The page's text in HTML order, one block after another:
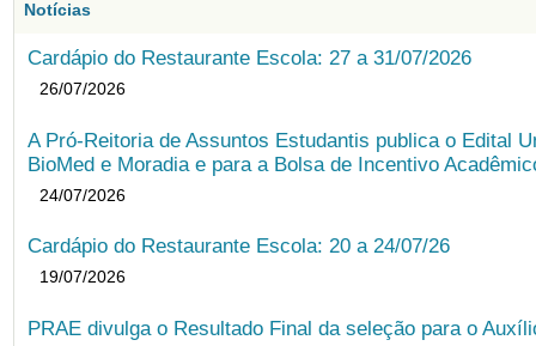
Notícias
Cardápio do Restaurante Escola: 27 a 31/07/2026
26/07/2026
A Pró-Reitoria de Assuntos Estudantis publica o Edital
BioMed e Moradia e para a Bolsa de Incentivo
24/07/2026
Cardápio do Restaurante Escola: 20 a 24/07/26
19/07/2026
PRAE divulga o Resultado Final da seleção para o